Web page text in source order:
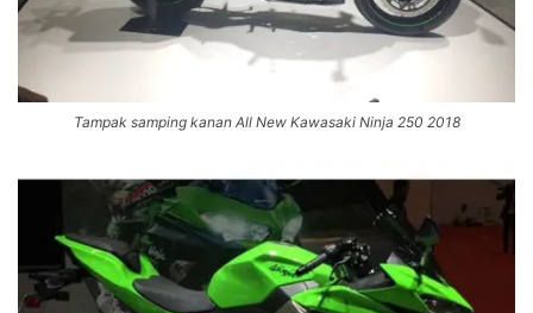
Tampak samping kanan All New Kawasaki Ninja 250 2018